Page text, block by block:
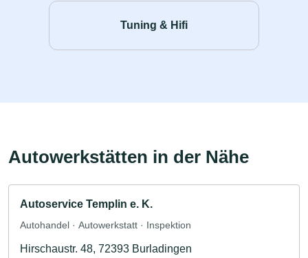
Tuning & Hifi
Autowerkstätten in der Nähe
Autoservice Templin e. K.
Autohandel · Autowerkstatt · Inspektion
Hirschaustr. 48, 72393 Burladingen